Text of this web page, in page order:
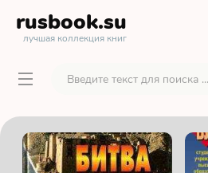
rusbook.su
лучшая коллекция книг